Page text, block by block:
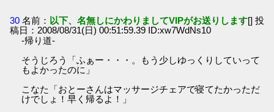
30 名前： 以下、名無しにかわりましてVIPがお送りします[] 投
稿日：2008/08/31(日) 00:51:59.39 ID:xw7WdNs10
-帰り道-
そうじろう「ふぁー・・・。もう少しゆっくりしていって
もよかったのに」
こなた「おとーさんはマッサージチェアで寝てたかっただ
けでしょ！早く帰るよ！」